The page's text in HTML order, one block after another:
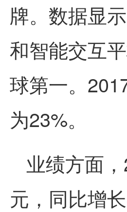
牌。数据显
和智能交互
球第一。
为23%。
业绩方面
元，同比增